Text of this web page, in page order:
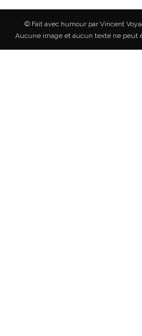
© Fait avec humour par Vincent
Aucune image et aucun texte ne peut